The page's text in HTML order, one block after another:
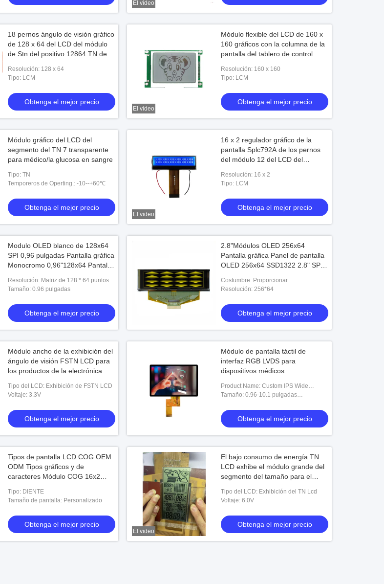
El video
18 pernos ángulo de visión gráfico
de 128 x 64 del LCD del módulo
de Stn del positivo 12864 TN de la
Resolución: 128 x 64
Tipo: LCM
Obtenga el mejor precio
El video
Módulo flexible del LCD de 160 x
160 gráficos con la columna de la
pantalla del tablero de control
Resolución: 160 x 160
Tipo: LCM
Obtenga el mejor precio
Módulo gráfico del LCD del
segmento del TN 7 transparente
para médico/la glucosa en sangre
Tipo: TN
Temporeros de Operting.: -10--+60℃
Obtenga el mejor precio
El video
16 x 2 regulador gráfico de la
pantalla Splc792A de los pernos
del módulo 12 del LCD del
Resolución: 16 x 2
Tipo: LCM
Obtenga el mejor precio
Modulo OLED blanco de 128x64
SPI 0,96 pulgadas Pantalla gráfica
Monocromo 0,96"128x64 Pantalla
Resolución: Matriz de 128 * 64 puntos
Tamaño: 0.96 pulgadas
Obtenga el mejor precio
2.8"Módulos OLED 256x64
Pantalla gráfica Panel de pantalla
OLED 256x64 SSD1322 2.8" SPI
Costumbre: Proporcionar
Resolución: 256*64
Obtenga el mejor precio
Módulo ancho de la exhibición del
ángulo de visión FSTN LCD para
los productos de la electrónica
Tipo del LCD: Exhibición de FSTN LCD
Voltaje: 3.3V
Obtenga el mejor precio
Módulo de pantalla táctil de
interfaz RGB LVDS para
dispositivos médicos
Product Name: Custom IPS Wide
Viewing Angle 3.5 Inch TFT Display
Module for Medical Devices
Tamaño: 0.96-10.1 pulgadas
Obtenga el mejor precio
Tipos de pantalla LCD COG OEM
ODM Tipos gráficos y de
caracteres Módulo COG 16x2
LCD
Tipo: DIENTE
Tamaño de pantalla: Personalizado
Obtenga el mejor precio
El video
El bajo consumo de energía TN
LCD exhibe el módulo grande del
segmento del tamaño para el
Tipo del LCD: Exhibición del TN Lcd
Voltaje: 6.0V
Obtenga el mejor precio